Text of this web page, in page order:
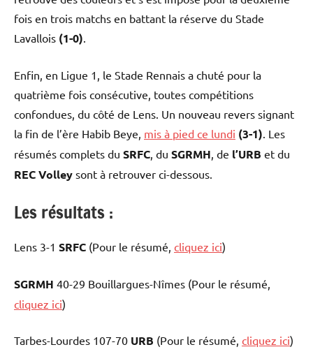
fois en trois matchs en battant la réserve du Stade
Lavallois (1-0).
Enfin, en Ligue 1, le Stade Rennais a chuté pour la
quatrième fois consécutive, toutes compétitions
confondues, du côté de Lens. Un nouveau revers signant
la fin de l’ère Habib Beye, mis à pied ce lundi (3-1). Les
résumés complets du SRFC, du SGRMH, de l’URB et du
REC Volley sont à retrouver ci-dessous.
Les résultats :
Lens 3-1 SRFC (Pour le résumé, cliquez ici)
SGRMH 40-29 Bouillargues-Nîmes (Pour le résumé,
cliquez ici)
Tarbes-Lourdes 107-70 URB (Pour le résumé, cliquez ici)